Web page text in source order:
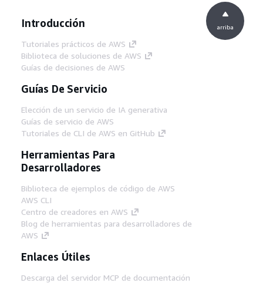
Introducción
Tutoriales prácticos de AWS
Biblioteca de soluciones de AWS
Guías de decisiones de AWS
Guías De Servicio
Elección de un servicio de IA generativa
Guías de servicio de AWS
Tutoriales de CLI de AWS en GitHub
Herramientas Para
Desarrolladores
Biblioteca de ejemplos de código de AWS
AWS CLI
Centro de creadores en AWS
Blog de herramientas para desarrolladores de
AWS
Enlaces Útiles
Descarga del servidor MCP de documentación
arriba